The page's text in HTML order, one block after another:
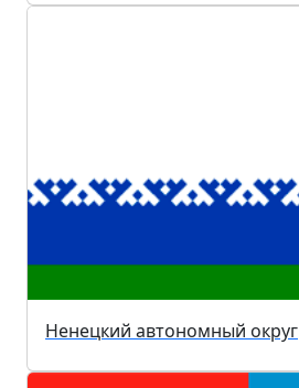
Ненецкий автономный округ